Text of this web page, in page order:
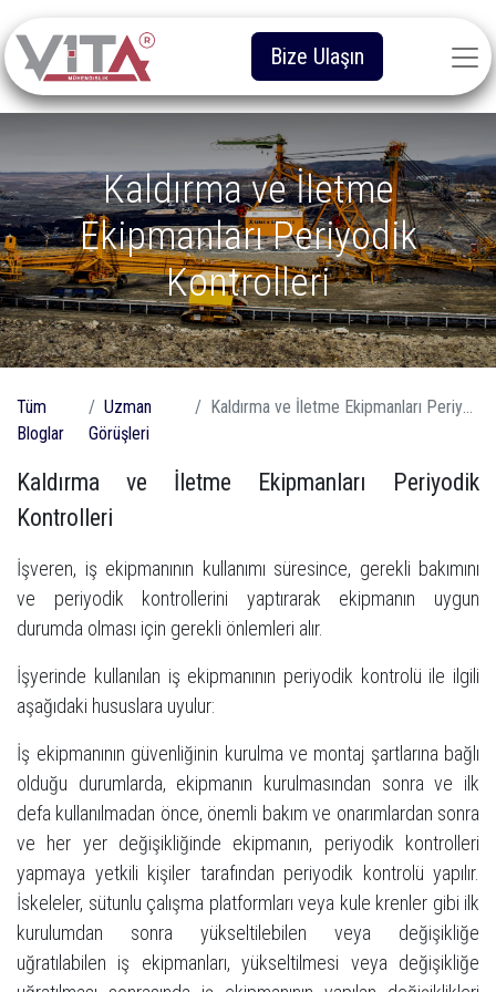
Bize Ulaşın
Kaldırma ve İletme
Ekipmanları Periyodik
Kontrolleri
Tüm
Bloglar
Uzman
Görüşleri
Kaldırma ve İletme Ekipmanları Periyodik Kontrolleri
Kaldırma ve İletme Ekipmanları Periyodik
Kontrolleri
​İşveren, iş ekipmanının kullanımı süresince, gerekli bakımını
ve periyodik kontrollerini yaptırarak ekipmanın uygun
durumda olması için gerekli önlemleri alır.
​İşyerinde kullanılan iş ekipmanının periyodik kontrolü ile ilgili
aşağıdaki hususlara uyulur:
​İş ekipmanının güvenliğinin kurulma ve montaj şartlarına bağlı
olduğu durumlarda, ekipmanın kurulmasından sonra ve ilk
defa kullanılmadan önce, önemli bakım ve onarımlardan sonra
ve her yer değişikliğinde ekipmanın, periyodik kontrolleri
yapmaya yetkili kişiler tarafından periyodik kontrolü yapılır.
İskeleler, sütunlu çalışma platformları veya kule krenler gibi ilk
kurulumdan sonra yükseltilebilen veya değişikliğe
uğratılabilen iş ekipmanları, yükseltilmesi veya değişikliğe